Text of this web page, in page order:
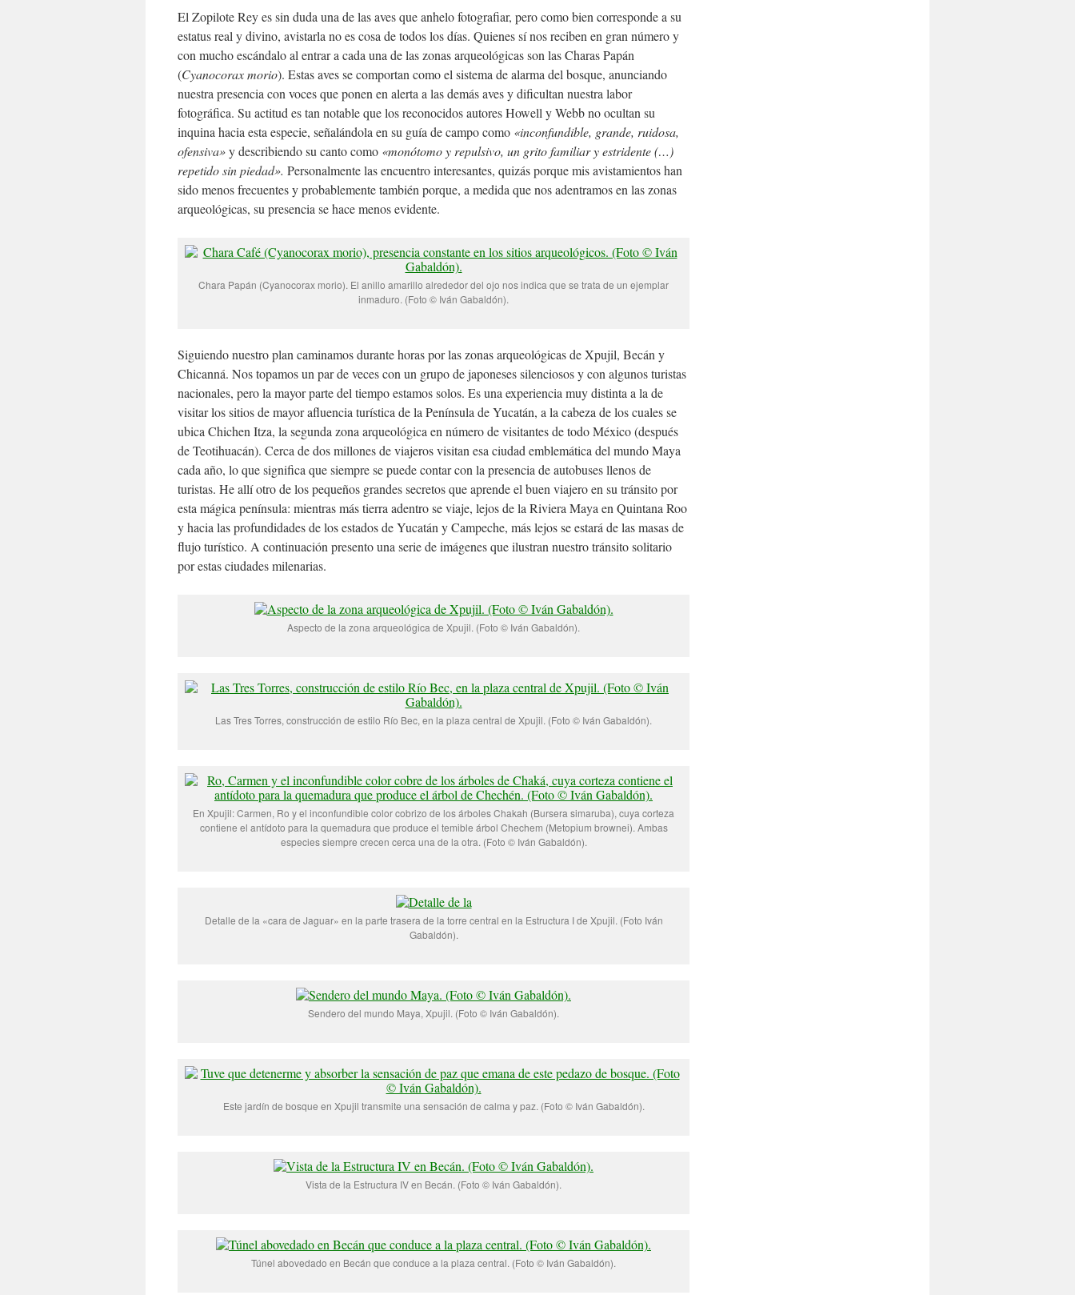
El Zopilote Rey es sin duda una de las aves que anhelo fotografiar, pero como bien corresponde a su
estatus real y divino, avistarla no es cosa de todos los días. Quienes sí nos reciben en gran número y
con mucho escándalo al entrar a cada una de las zonas arqueológicas son las Charas Papán
(Cyanocorax morio). Estas aves se comportan como el sistema de alarma del bosque, anunciando
nuestra presencia con voces que ponen en alerta a las demás aves y dificultan nuestra labor
fotográfica. Su actitud es tan notable que los reconocidos autores Howell y Webb no ocultan su
inquina hacia esta especie, señalándola en su guía de campo como «inconfundible, grande, ruidosa,
ofensiva»y describiendo su canto como «monótomo y repulsivo, un grito familiar y estridente (…)
repetido sin piedad». Personalmente las encuentro interesantes, quizás porque mis avistamientos han
sido menos frecuentes y probablemente también porque, a medida que nos adentramos en las zonas
arqueológicas, su presencia se hace menos evidente.
Chara Papán (Cyanocorax morio). El anillo amarillo alrededor del ojo nos indica que se trata de un ejemplar
inmaduro. (Foto © Iván Gabaldón).
Siguiendo nuestro plan caminamos durante horas por las zonas arqueológicas de Xpujil, Becán y
Chicanná. Nos topamos un par de veces con un grupo de japoneses silenciosos y con algunos turistas
nacionales, pero la mayor parte del tiempo estamos solos. Es una experiencia muy distinta a la de
visitar los sitios de mayor afluencia turística de la Península de Yucatán, a la cabeza de los cuales se
ubica Chichen Itza, la segunda zona arqueológica en número de visitantes de todo México (después
de Teotihuacán). Cerca de dos millones de viajeros visitan esa ciudad emblemática del mundo Maya
cada año, lo que significa que siempre se puede contar con la presencia de autobuses llenos de
turistas. He allí otro de los pequeños grandes secretos que aprende el buen viajero en su tránsito por
esta mágica península: mientras más tierra adentro se viaje, lejos de la Riviera Maya en Quintana Roo
y hacia las profundidades de los estados de Yucatán y Campeche, más lejos se estará de las masas de
flujo turístico. A continuación presento una serie de imágenes que ilustran nuestro tránsito solitario
por estas ciudades milenarias.
Aspecto de la zona arqueológica de Xpujil. (Foto © Iván Gabaldón).
Las Tres Torres, construcción de estilo Río Bec, en la plaza central de Xpujil. (Foto © Iván Gabaldón).
En Xpujil: Carmen, Ro y el inconfundible color cobrizo de los árboles Chakah (Bursera simaruba), cuya corteza
contiene el antídoto para la quemadura que produce el temible árbol Chechem (Metopium brownei). Ambas
especies siempre crecen cerca una de la otra. (Foto © Iván Gabaldón).
Detalle de la «cara de Jaguar» en la parte trasera de la torre central en la Estructura I de Xpujil. (Foto Iván
Gabaldón).
Sendero del mundo Maya, Xpujil. (Foto © Iván Gabaldón).
Este jardín de bosque en Xpujil transmite una sensación de calma y paz. (Foto © Iván Gabaldón).
Vista de la Estructura IV en Becán. (Foto © Iván Gabaldón).
Túnel abovedado en Becán que conduce a la plaza central. (Foto © Iván Gabaldón).